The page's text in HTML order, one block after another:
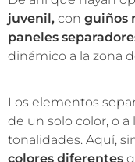
juvenil, con guiños
paneles
dinámico a la zona
Los elementos
de un solo color, o
tonalidades. Aquí,
colores diferentes